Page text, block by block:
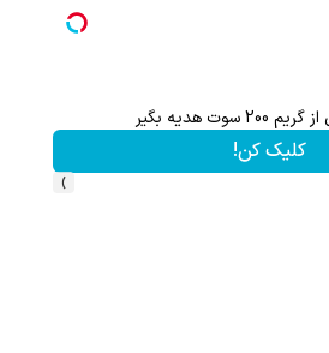
سوت هدیه بگیر
کلیک کن!
›